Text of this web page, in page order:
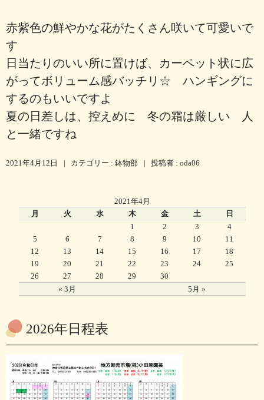
赤紫色の鮮やかな花がたくさん咲いて可愛いで
す
日当たりのいい所に置けば、カーペット状に広
がってボリューム感バッチリ☆ ハンギングに
するのもいいですよ
夏の日差しは、控えめに 冬の霜は厳しい 人
と一緒ですね
2021年4月12日 | カテゴリー : 鉢物部 | 投稿者 : oda06
2021年4月
月
火 水 木 金 土 日
« 3月 5月 »
1 2 3
4
5
6 7 8 9 10
11
12
13 14 15 16 17
18
19
20 21 22 23 24
25
26
27 28 29 30
2026年日程表